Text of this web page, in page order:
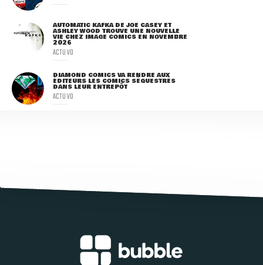
AUTOMATIC KAFKA DE JOE CASEY ET
ASHLEY WOOD TROUVE UNE NOUVELLE
VIE CHEZ IMAGE COMICS EN NOVEMBRE
2026
ACTU VO
DIAMOND COMICS VA RENDRE AUX
ÉDITEURS LES COMICS SÉQUESTRÉS
DANS LEUR ENTREPÔT
ACTU VO